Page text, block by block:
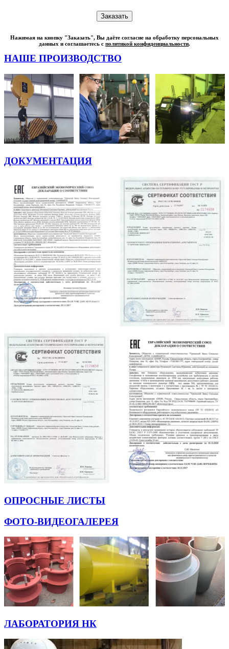
Нажимая на кнопку "Заказать", Вы даёте согласие на обработку персональных
данных и соглашаетесь с политикой конфиденциальности.
НАШЕ ПРОИЗВОДСТВО
ДОКУМЕНТАЦИЯ
ОПРОСНЫЕ ЛИСТЫ
ФОТО-ВИДЕОГАЛЕРЕЯ
ЛАБОРАТОРИЯ НК